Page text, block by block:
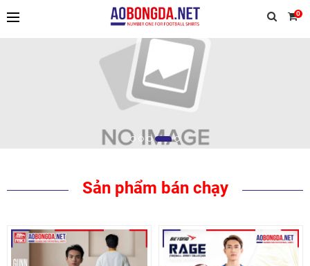
0
TIẾP TỤC MUA HÀNG
Sản phẩm bán chạy